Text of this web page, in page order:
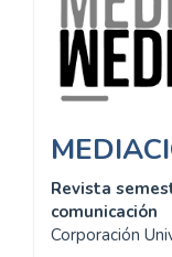
Revista
comunicación
Corporación